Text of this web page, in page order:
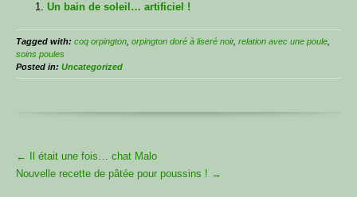
Un bain de soleil… artificiel !
Tagged with: coq orpington orpington doré à liseré noir, relation avec une poule
soins poules
Posted in: Uncategorized
More
Articles
← Il était une fois… chat Malo
Nouvelle recette de pâtée pour poussins ! →